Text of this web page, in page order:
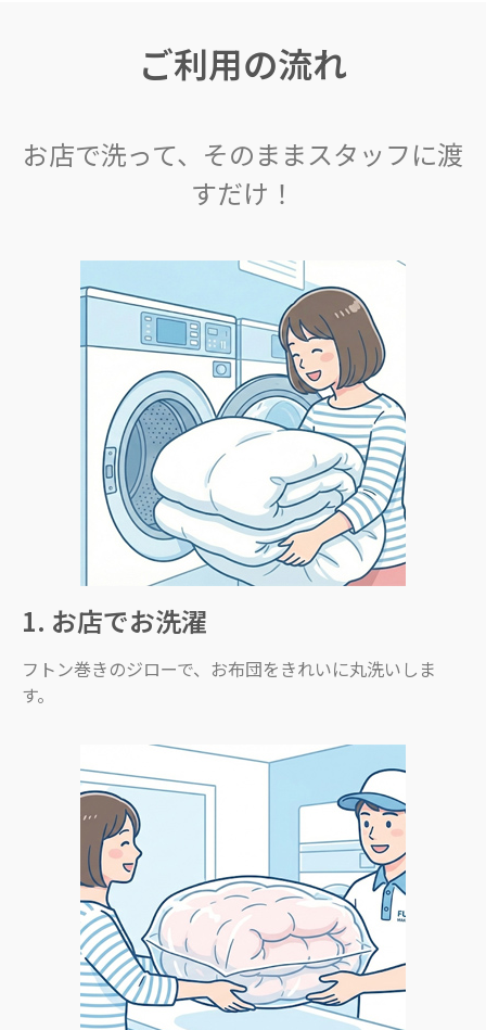
ご利用の流れ
お店で洗って、そのままスタッフに渡
すだけ！
1. お店でお洗濯
フトン巻きのジローで、お布団をきれいに丸洗いしま
す。